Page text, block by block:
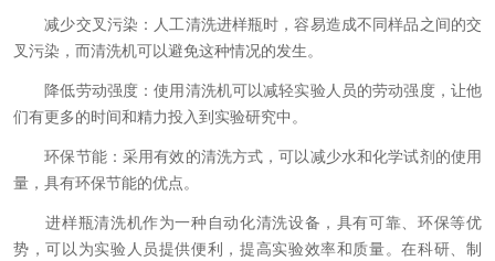
减少交叉污染：人工清洗进样瓶时，容易造成不同样品之间的交
叉污染，而清洗机可以避免这种情况的发生。
降低劳动强度：使用清洗机可以减轻实验人员的劳动强度，让他
们有更多的时间和精力投入到实验研究中。
环保节能：采用有效的清洗方式，可以减少水和化学试剂的使用
量，具有环保节能的优点。
进样瓶清洗机作为一种自动化清洗设备，具有可靠、环保等优
势，可以为实验人员提供便利，提高实验效率和质量。在科研、制